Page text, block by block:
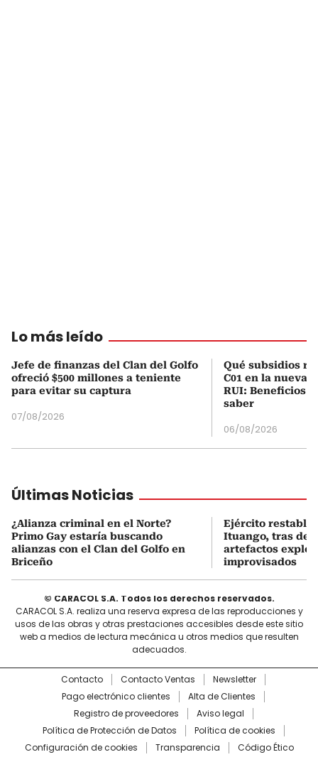
Lo más leído
Jefe de finanzas del Clan del Golfo
ofreció $500 millones a teniente
para evitar su captura
07/08/2026
Qué subsidios
C01 en la nueva
RUI: Beneficios
saber
06/08/2026
Últimas Noticias
¿Alianza criminal en el Norte?
Primo Gay estaría buscando
alianzas con el Clan del Golfo en
Briceño
Ejército
Ituango, tras
artefactos
improvisados
© CARACOL S.A. Todos los derechos reservados.
CARACOL S.A. realiza una reserva expresa de las reproducciones y
usos de las obras y otras prestaciones accesibles desde este sitio
web a medios de lectura mecánica u otros medios que resulten
adecuados.
Contacto Contacto Ventas
Newsletter
Pago electrónico clientes
Alta de Clientes
Registro de proveedores
Aviso legal
Política de Protección de Datos
Política de cookies
Configuración de cookies
Transparencia Código Ético